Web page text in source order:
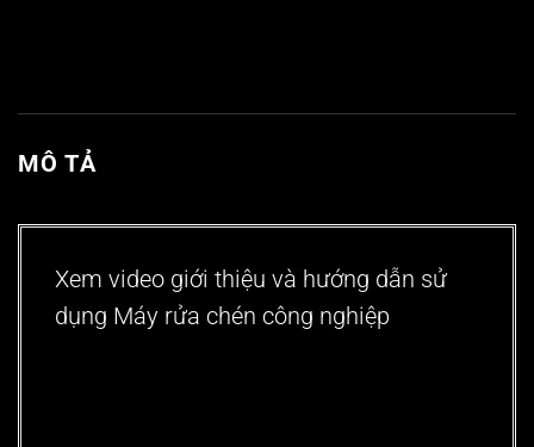
MÔ TẢ
Xem video giới thiệu và hướng dẫn sử
dụng Máy rửa chén công nghiệp